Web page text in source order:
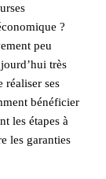
?
peu
très
réaliser ses
bénéficier
les étapes à
les garanties